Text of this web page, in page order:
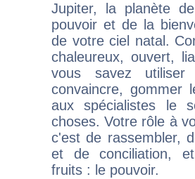
Jupiter, la planète
pouvoir et de la
de votre ciel natal.
chaleureux, ouvert,
vous savez
convaincre, gommer
aux spécialistes le
choses. Votre rôle à
c'est de rassembler,
et de conciliation,
fruits : le pouvoir.